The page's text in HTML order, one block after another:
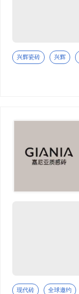
兴辉瓷砖 兴辉
现代砖 全球邀约